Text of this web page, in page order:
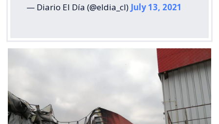
— Diario El Día (@eldia_cl) July 13, 2021